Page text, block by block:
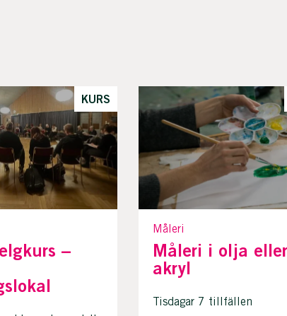
KURS
–
Måleri
Måleri i olja eller
akryl
Tisdagar 7 tillfällen